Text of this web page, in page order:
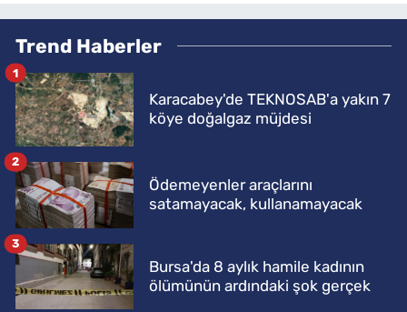
Trend Haberler
Karacabey'de TEKNOSAB'a yakın 7
köye doğalgaz müjdesi
1
Ödemeyenler araçlarını
satamayacak, kullanamayacak
2
Bursa'da 8 aylık hamile kadının
ölümünün ardındaki şok gerçek
3